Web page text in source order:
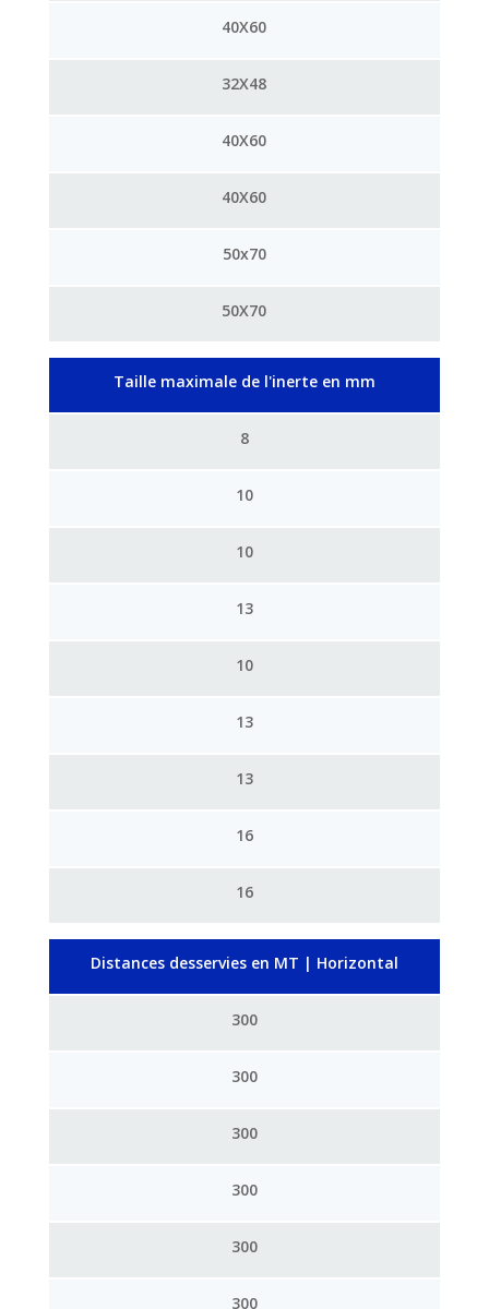
40X60
32X48
40X60
40X60
50x70
50X70
Taille maximale de l'inerte en mm
8
10
10
13
10
13
13
16
16
Distances desservies en MT | Horizontal
300
300
300
300
300
300